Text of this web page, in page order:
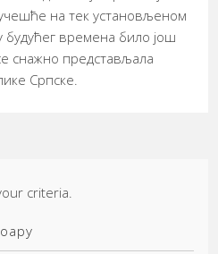
на тек установљеном
будућег времена било још
снажно представљала
Српске.
criteria.